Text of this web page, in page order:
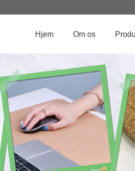
Hjem Om os